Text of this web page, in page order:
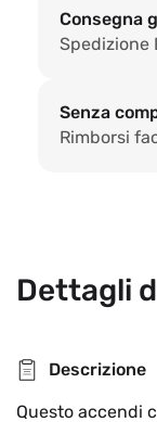
Consegna
Spedizione
Senza
Rimborsi
Dettagli
Descrizione
Questo accendi